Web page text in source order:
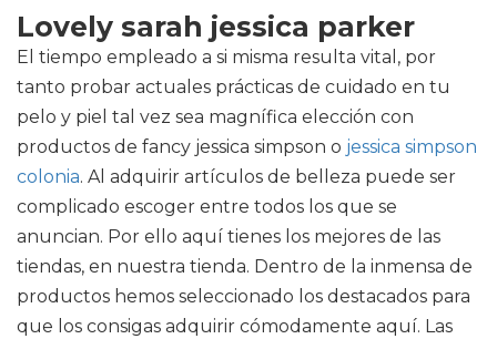
Lovely sarah jessica parker
El tiempo empleado a si misma resulta vital, por
tanto probar actuales prácticas de cuidado en tu
pelo y piel tal vez sea magnífica elección con
productos de fancy jessica simpson o jessica simpson
colonia. Al adquirir artículos de belleza puede ser
complicado escoger entre todos los que se
anuncian. Por ello aquí tienes los mejores de las
tiendas, en nuestra tienda. Dentro de la inmensa de
productos hemos seleccionado los destacados para
que los consigas adquirir cómodamente aquí. Las